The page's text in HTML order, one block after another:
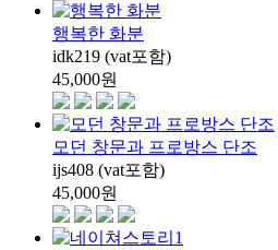
행복한 화분
idk219 (vat포함)
45,000원
모던 창문과 프로방스 단조
ijs408 (vat포함)
45,000원